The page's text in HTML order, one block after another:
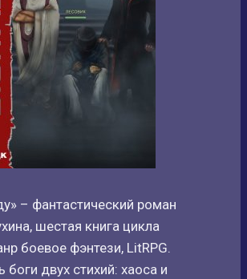
– фантастический роман
шестая книга цикла
боевое фэнтези, LitRPG.
двух стихий: хаоса и